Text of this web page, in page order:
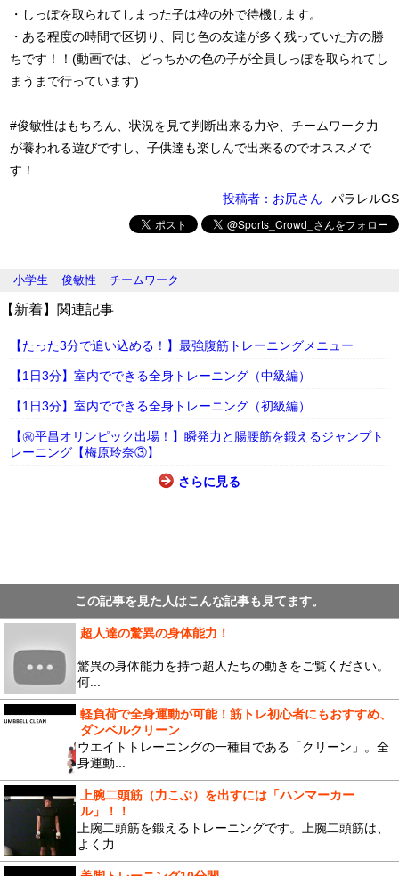
・しっぽを取られてしまった子は枠の外で待機します。
・ある程度の時間で区切り、同じ色の友達が多く残っていた方の勝
ちです！！(動画では、どっちかの色の子が全員しっぽを取られてし
まうまで行っています)
#俊敏性はもちろん、状況を見て判断出来る力や、チームワーク力
が養われる遊びですし、子供達も楽しんで出来るのでオススメで
す！
投稿者：お尻さん
パラレルGS
小学生 俊敏性 チームワーク
【新着】関連記事
【たった3分で追い込める！】最強腹筋トレーニングメニュー
【1日3分】室内でできる全身トレーニング（中級編）
【1日3分】室内でできる全身トレーニング（初級編）
【㊗平昌オリンピック出場！】瞬発力と腸腰筋を鍛えるジャンプト
レーニング【梅原玲奈③】
さらに見る
この記事を見た人はこんな記事も見てます。
超人達の驚異の身体能力！
驚異の身体能力を持つ超人たちの動きをご覧ください。
何...
軽負荷で全身運動が可能！筋トレ初心者にもおすすめ、
ダンベルクリーン
ウエイトトレーニングの一種目である「クリーン」。全
身運動...
上腕二頭筋（力こぶ）を出すには「ハンマーカー
ル」！！
上腕二頭筋を鍛えるトレーニングです。上腕二頭筋は、
よく力...